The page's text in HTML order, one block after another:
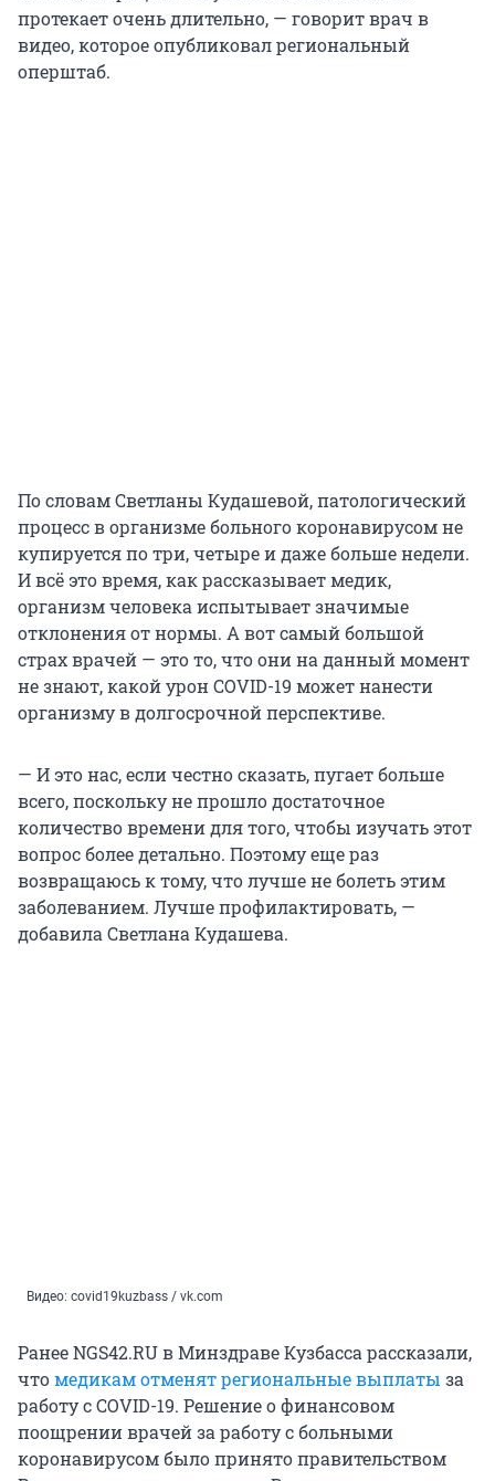
протекает очень длительно, — говорит врач в
видео, которое опубликовал региональный
оперштаб.
По словам Светланы Кудашевой, патологический
процесс в организме больного коронавирусом не
купируется по три, четыре и даже больше недели.
И всё это время, как рассказывает медик,
организм человека испытывает значимые
отклонения от нормы. А вот самый большой
страх врачей — это то, что они на данный момент
не знают, какой урон COVID-19 может нанести
организму в долгосрочной перспективе.
— И это нас, если честно сказать, пугает больше
всего, поскольку не прошло достаточное
количество времени для того, чтобы изучать этот
вопрос более детально. Поэтому еще раз
возвращаюсь к тому, что лучше не болеть этим
заболеванием. Лучше профилактировать, —
добавила Светлана Кудашева.
Видео: covid19kuzbass / vk.com
Ранее NGS42.RU в Минздраве Кузбасса рассказали,
чтомедикам отменят региональные выплаты за
работу с COVID-19. Решение о финансовом
поощрении врачей за работу с больными
коронавирусом было принято правительством